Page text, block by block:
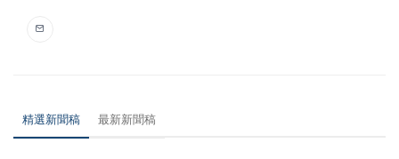
精選新聞稿 最新新聞稿